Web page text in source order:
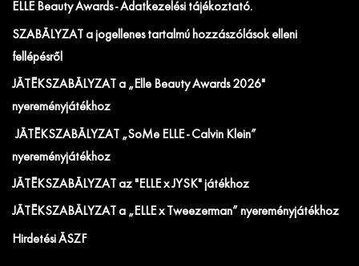
ELLE Beauty Awards - Adatkezelési tájékoztató.
SZABÁLYZAT a jogellenes tartalmú hozzászólások elleni
fellépésről
JÁTÉKSZABÁLYZAT a „Elle Beauty Awards 2026"
nyereményjátékhoz
JÁTÉKSZABÁLYZAT „SoMe ELLE - Calvin Klein”
nyereményjátékhoz
JÁTÉKSZABÁLYZAT az "ELLE x JYSK" játékhoz
JÁTÉKSZABÁLYZAT a „ELLE x Tweezerman” nyereményjátékhoz
Hirdetési ÁSZF